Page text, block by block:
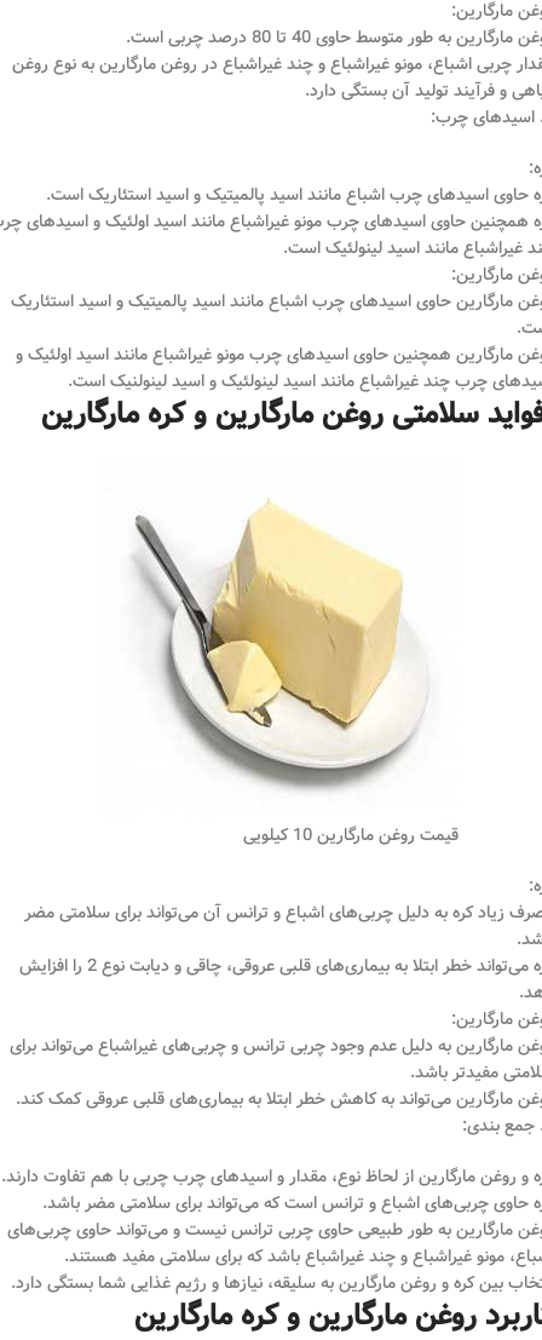
مارگارین:
مارگارین به طور متوسط حاوی 40 تا 80 درصد چربی است.
چربی اشباع، مونو غیراشباع و چند غیراشباع در روغن مارگارین به نوع روغن
و فرآیند تولید آن بستگی دارد.
حاوی اسیدهای چرب اشباع مانند اسید پالمیتیک و اسید استئاریک است.
همچنین حاوی اسیدهای چرب مونو غیراشباع مانند اسید اولئیک و اسیدهای
غیراشباع مانند اسید لینولئیک است.
مارگارین:
مارگارین حاوی اسیدهای چرب اشباع مانند اسید پالمیتیک و اسید استئاریک
مارگارین همچنین حاوی اسیدهای چرب مونو غیراشباع مانند اسید اولئیک و
چرب چند غیراشباع مانند اسید لینولئیک و اسید لینولنیک است.
سلامتی روغن مارگارین و کره مارگارین
قیمت روغن مارگارین 10 کیلویی
زیاد کره به دلیل چربی‌های اشباع و ترانس آن می‌تواند برای سلامتی مضر
کره می‌تواند خطر ابتلا به بیماری‌های قلبی عروقی، چاقی و دیابت نوع 2 را افزایش
مارگارین:
مارگارین به دلیل عدم وجود چربی ترانس و چربی‌های غیراشباع می‌تواند برای
مفیدتر باشد.
مارگارین می‌تواند به کاهش خطر ابتلا به بیماری‌های قلبی عروقی کمک کند.
و روغن مارگارین از لحاظ نوع، مقدار و اسیدهای چرب چربی با هم تفاوت دارند.
حاوی چربی‌های اشباع و ترانس است که می‌تواند برای سلامتی مضر باشد.
مارگارین به طور طبیعی حاوی چربی ترانس نیست و می‌تواند حاوی چربی‌های
مونو غیراشباع و چند غیراشباع باشد که برای سلامتی مفید هستند.
بین کره و روغن مارگارین به سلیقه، نیازها و رژیم غذایی شما بستگی دارد.
روغن مارگارین و کره مارگارین